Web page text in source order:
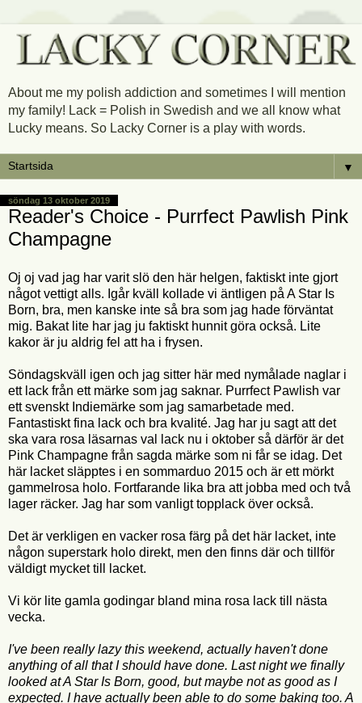
About me my polish addiction and sometimes I will mention
my family! Lack = Polish in Swedish and we all know what
Lucky means. So Lacky Corner is a play with words.
▼
söndag 13 oktober 2019
Reader's Choice - Purrfect Pawlish Pink
Champagne
Oj oj vad jag har varit slö den här helgen, faktiskt inte gjort
något vettigt alls. Igår kväll kollade vi äntligen på A Star Is
Born, bra, men kanske inte så bra som jag hade förväntat
mig. Bakat lite har jag ju faktiskt hunnit göra också. Lite
kakor är ju aldrig fel att ha i frysen.
Söndagskväll igen och jag sitter här med nymålade naglar i
ett lack från ett märke som jag saknar. Purrfect Pawlish var
ett svenskt Indiemärke som jag samarbetade med.
Fantastiskt fina lack och bra kvalité. Jag har ju sagt att det
ska vara rosa läsarnas val lack nu i oktober så därför är det
Pink Champagne från sagda märke som ni får se idag. Det
här lacket släpptes i en sommarduo 2015 och är ett mörkt
gammelrosa holo. Fortfarande lika bra att jobba med och två
lager räcker. Jag har som vanligt topplack över också.
Det är verkligen en vacker rosa färg på det här lacket, inte
någon superstark holo direkt, men den finns där och tillför
väldigt mycket till lacket.
Vi kör lite gamla godingar bland mina rosa lack till nästa
vecka.
I've been really lazy this weekend, actually haven't done
anything of all that I should have done. Last night we finally
looked at A Star Is Born, good, but maybe not as good as I
expected. I have actually been able to do some baking too. A